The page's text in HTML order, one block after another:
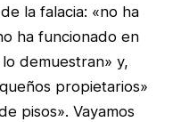
la falacia: «no ha
ha funcionado en
demuestran» y,
propietarios»
pisos». Vayamos